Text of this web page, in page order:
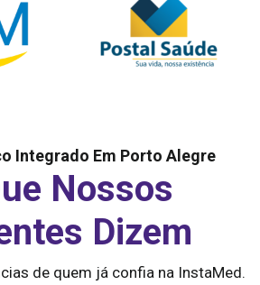
Integrado Em Porto Alegre
Nossos
Dizem
de quem já confia na InstaMed.